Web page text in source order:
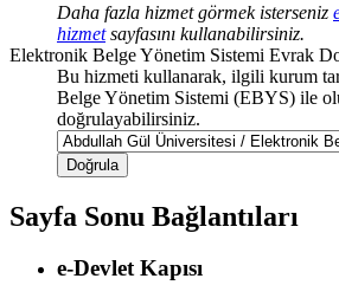
Daha fazla hizmet görmek isterseniz
hizmetsayfasını kullanabilirsiniz.
Elektronik Belge Yönetim Sistemi Evrak
Bu hizmeti kullanarak, ilgili kurum
Belge Yönetim Sistemi (EBYS) ile
doğrulayabilirsiniz.
Doğrula
Sayfa Sonu Bağlantıları
e-Devlet Kapısı